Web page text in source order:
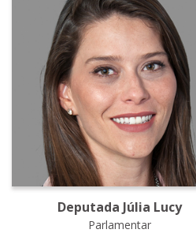
Deputada Júlia Lucy
Parlamentar